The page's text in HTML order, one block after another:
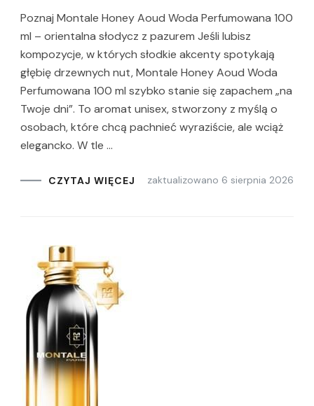
Poznaj Montale Honey Aoud Woda Perfumowana 100
ml – orientalna słodycz z pazurem Jeśli lubisz
kompozycje, w których słodkie akcenty spotykają
głębię drzewnych nut, Montale Honey Aoud Woda
Perfumowana 100 ml szybko stanie się zapachem „na
Twoje dni”. To aromat unisex, stworzony z myślą o
osobach, które chcą pachnieć wyraziście, ale wciąż
elegancko. W tle …
CZYTAJ WIĘCEJ zaktualizowano 6 sierpnia 2026